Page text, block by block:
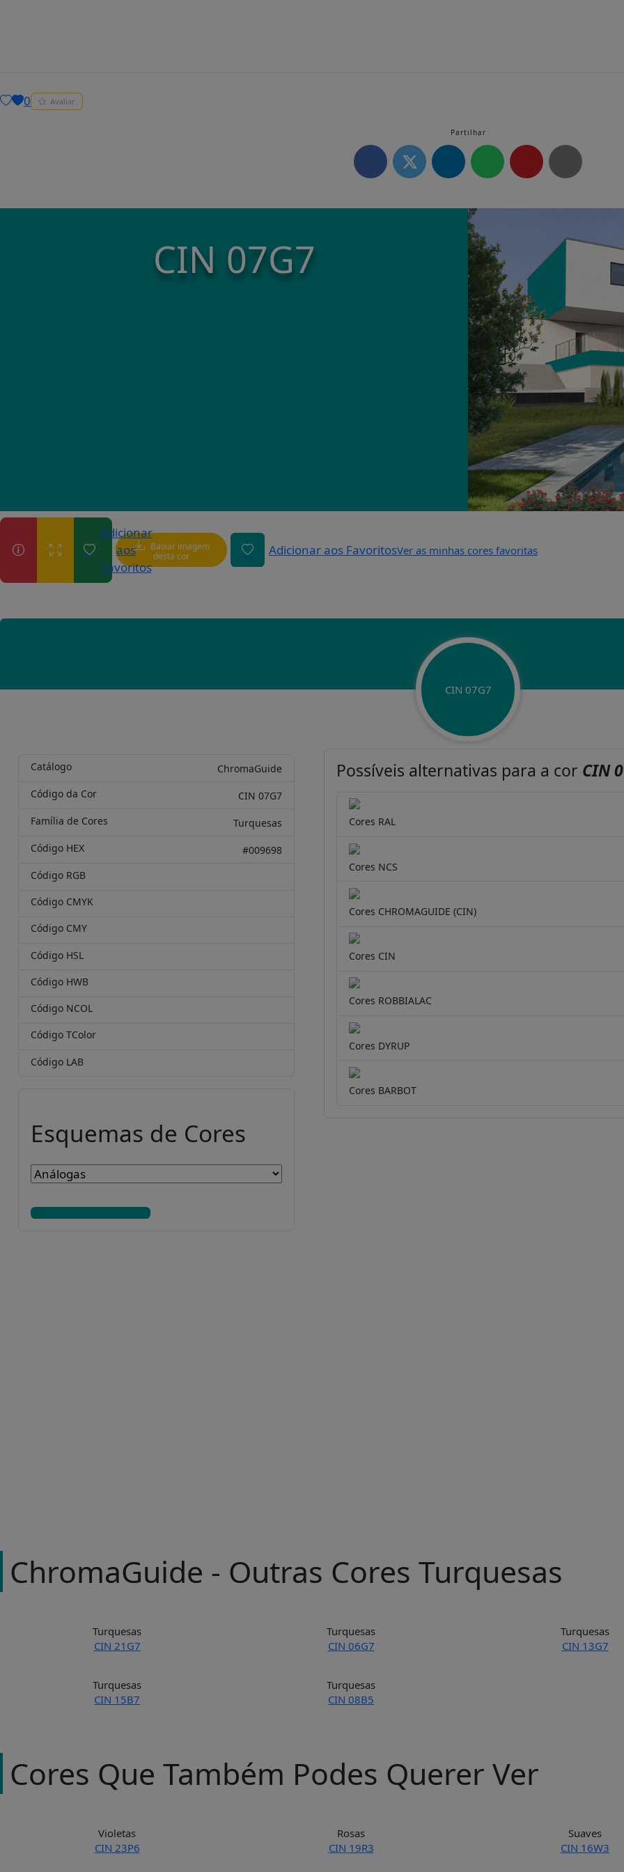
0 Avaliar
Partilhar
CIN 07G7
Adicionar
aos
Favoritos
Baixar imagem
desta cor
Adicionar aos FavoritosVer as minhas cores favoritas
CIN 07G7
Catálogo
ChromaGuide
Código da Cor
CIN 07G7
Família de Cores
Turquesas
Código HEX
#009698
Código RGB
Código CMYK
Código CMY
Código HSL
Código HWB
Código NCOL
Código TColor
Código LAB
Esquemas de Cores
Possíveis alternativas para a cor CIN
Cores RAL
Cores NCS
Cores CHROMAGUIDE (CIN)
Cores CIN
Cores ROBBIALAC
Cores DYRUP
Cores BARBOT
ChromaGuide - Outras Cores Turquesas
Turquesas
CIN 21G7
Turquesas
CIN 06G7
Turquesas
CIN 13G7
Turquesas
CIN 15B7
Turquesas
CIN 08B5
Cores Que Também Podes Querer Ver
Violetas
CIN 23P6
Rosas
CIN 19R3
Suaves
CIN 16W3